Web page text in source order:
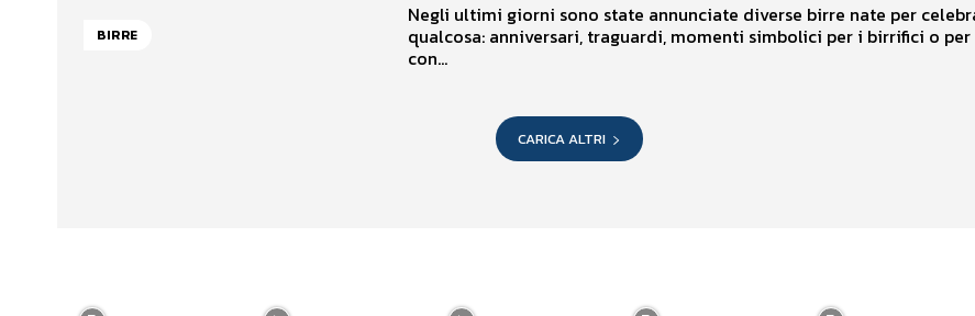
BIRRE
Negli ultimi giorni sono state annunciate diverse birre nate per
qualcosa: anniversari, traguardi, momenti simbolici per i birrifici o
con...
CARICA ALTRI